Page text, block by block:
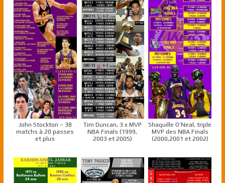
John Stockton – 38
matchs à 20 passes
et plus
Tim Duncan, 3 x MVP
NBA Finals (1999,
2003 et 2005)
Shaquille O’Neal, triple
MVP des NBA Finals
(2000,2001 et 2002)